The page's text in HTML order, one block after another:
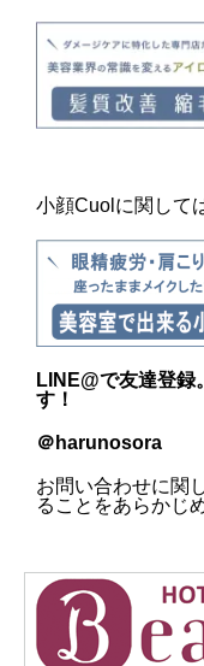
小顔Cuolに関して
LINE@で友達登録
す！
＠harunosora
お問い合わせに関
ることをあらかじ